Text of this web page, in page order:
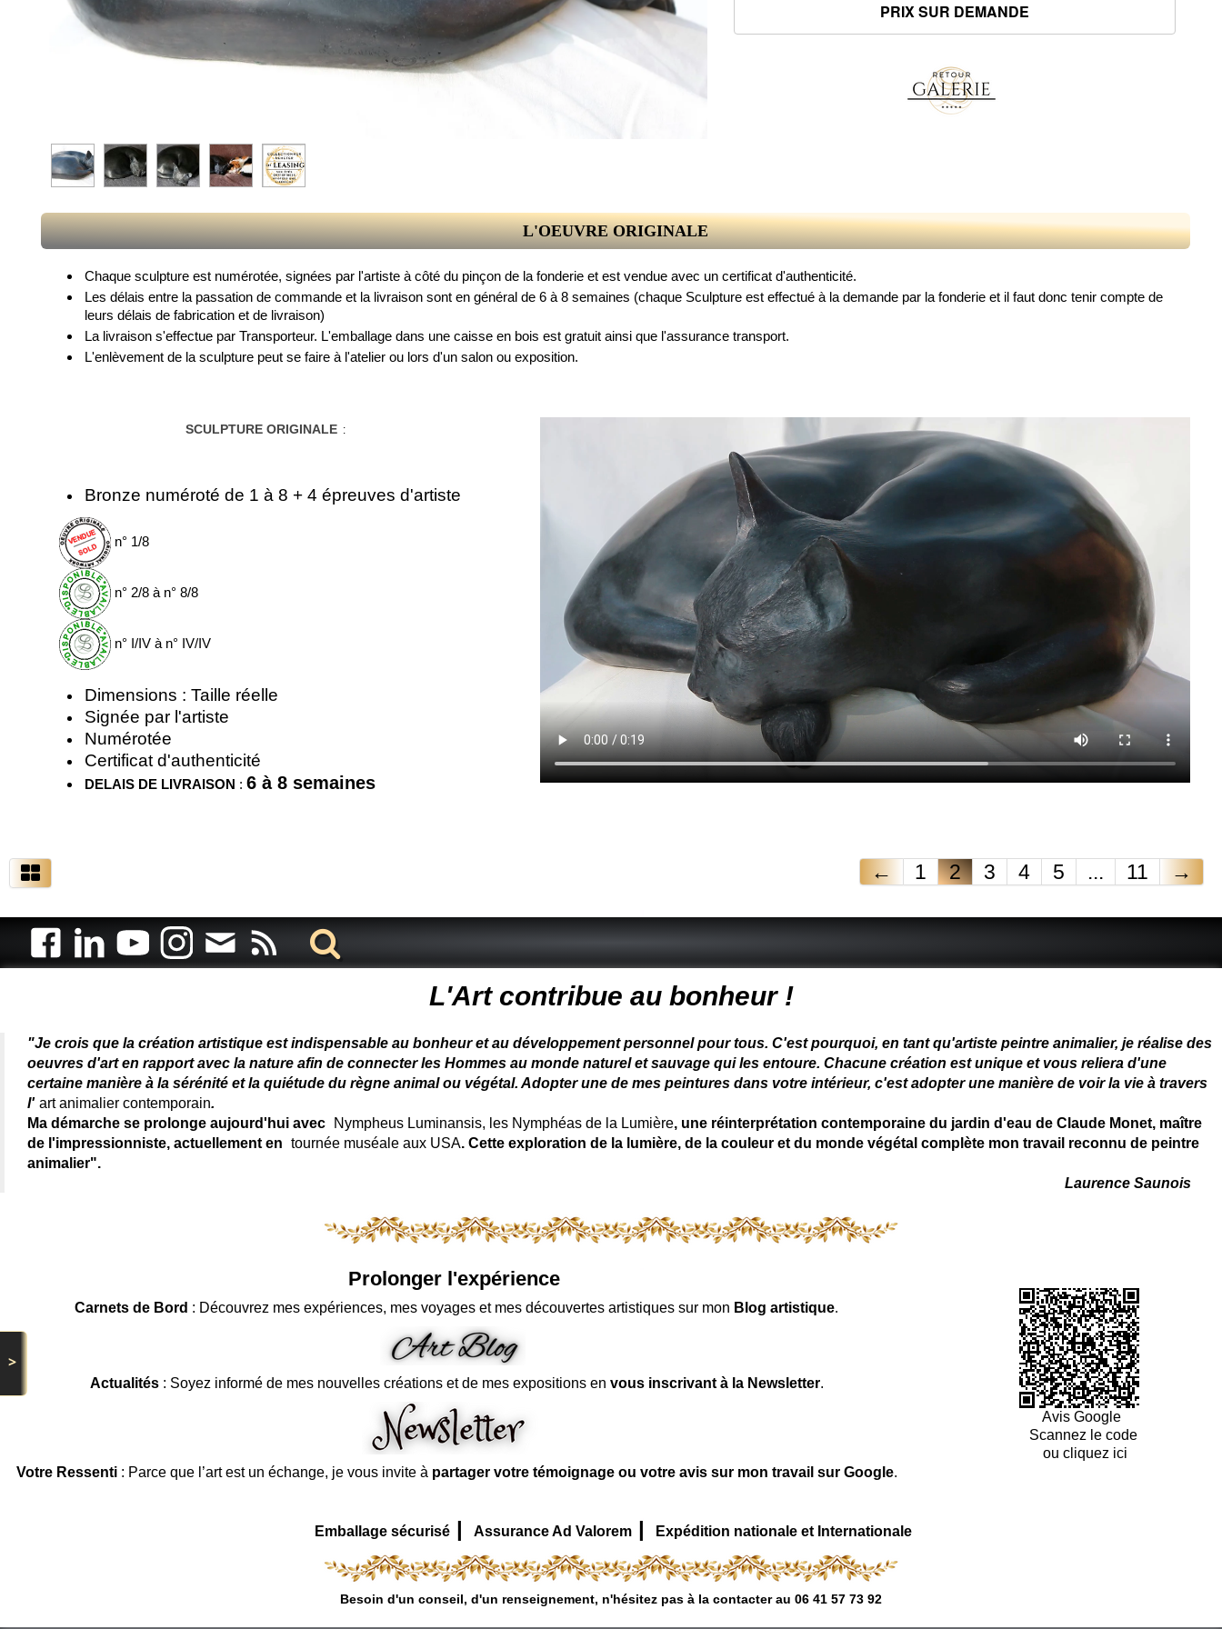
>
L'OEUVRE ORIGINALE
Chaque sculpture est numérotée, signées par l'artiste à côté du pinçon de la fonderie et est vendue avec un certificat d'authenticité.
Les délais entre la passation de commande et la livraison sont en général de 6 à 8 semaines (chaque Sculpture est effectué à la demande par la fonderie et il faut donc tenir compte de
leurs délais de fabrication et de livraison)
La livraison s'effectue par Transporteur. L'emballage dans une caisse en bois est gratuit ainsi que l'assurance transport.
L'enlèvement de la sculpture peut se faire à l'atelier ou lors d'un salon ou exposition.
SCULPTURE ORIGINALE :
Bronze numéroté de 1 à 8 + 4 épreuves d'artiste
n° 1/8
n° 2/8 à n° 8/8
n° I/IV à n° IV/IV
Dimensions : Taille réelle
Signée par l'artiste
Numérotée
Certificat d'authenticité
DELAIS DE LIVRAISON : 6 à 8 semaines
← 1 2 3 4 5 ... 11 →
L'Art contribue au bonheur !
"Je crois que la création artistique est indispensable au bonheur et au développement personnel pour tous. C'est pourquoi, en tant qu'artiste peintre animalier, je réalise des
oeuvres d'art en rapport avec la nature afin de connecter les Hommes au monde naturel et sauvage qui les entoure. Chacune création est unique et vous reliera d'une
certaine manière à la sérénité et la quiétude du règne animal ou végétal. Adopter une de mes peintures dans votre intérieur, c'est adopter une manière de voir la vie à travers
l' art animalier contemporain.
Ma démarche se prolonge aujourd'hui avec
Nympheus Luminansis, les Nymphéas de la Lumière, une réinterprétation contemporaine du jardin d'eau de Claude Monet, maître
de l'impressionniste, actuellement en tournée muséale aux USA. Cette exploration de la lumière, de la couleur et du monde végétal complète mon travail reconnu de peintre
animalier".
Laurence Saunois
Prolonger l'expérience
Carnets de Bord : Découvrez mes expériences, mes voyages et mes découvertes artistiques sur mon Blog artistique.
Actualités: Soyez informé de mes nouvelles créations et de mes expositions en vous inscrivant à la Newsletter.
Votre Ressenti: Parce que l’art est un échange, je vous invite à partager votre témoignage ou votre avis sur mon travail sur Google.
Avis Google
Scannez le code
ou cliquez ici
Emballage sécurisé | Assurance Ad Valorem | Expédition nationale et Internationale
Besoin d'un conseil, d'un renseignement, n'hésitez pas à la contacter au 06 41 57 73 92